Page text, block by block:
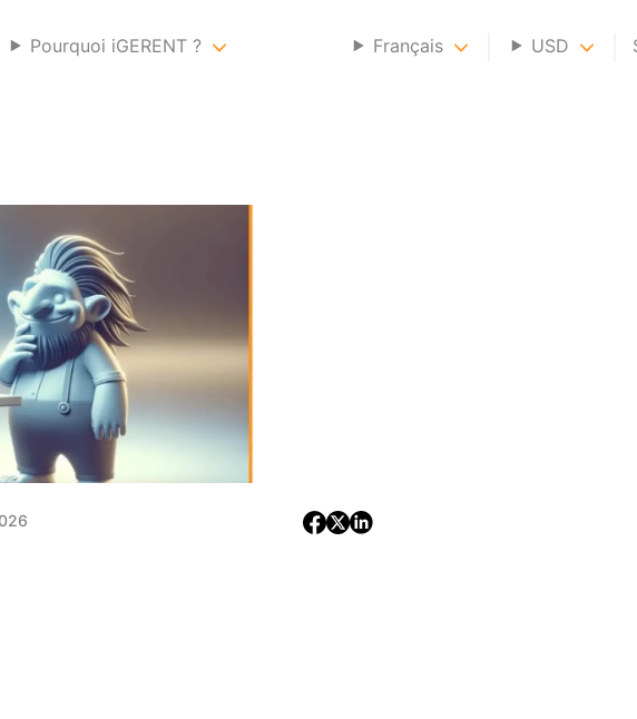
Pourquoi iGERENT ? Français USD